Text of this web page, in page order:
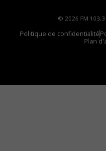
© 2026 FM
Politique de confidentialité
Plan